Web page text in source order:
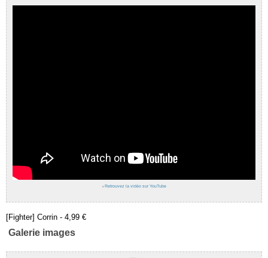
› Retrouvez la vidéo sur YouTube
[Fighter] Corrin - 4,99 €
Galerie images